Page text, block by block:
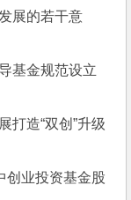
展的若干意
基金规范设立
打造“双创”升级
创业投资基金股